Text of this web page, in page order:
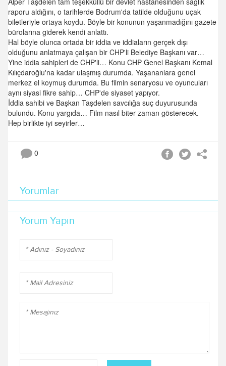
raporu aldığını, o tarihlerde Bodrum'da tatilde olduğunu uçak
biletleriyle ortaya koydu. Böyle bir konunun yaşanmadığını gazete
bürolarına giderek kendi anlattı.
Hal böyle olunca ortada bir iddia ve iddiaların gerçek dışı
olduğunu anlatmaya çalışan bir CHP'li Belediye Başkanı var…
Yine iddia sahipleri de CHP'li… Konu CHP Genel Başkanı Kemal
Kılıçdaroğlu'na kadar ulaşmış durumda. Yaşananlara genel
merkez el koymuş durumda. Bu filmin senaryosu ve oyuncuları
aynı siyasi fikre sahip… CHP'de siyaset yapıyor.
İddia sahibi ve Başkan Taşdelen savcılığa suç duyurusunda
bulundu. Konu yargıda… Film nasıl biter zaman gösterecek.
Hep birlikte iyi seyirler…
0
Yorumlar
Yorum Yapın